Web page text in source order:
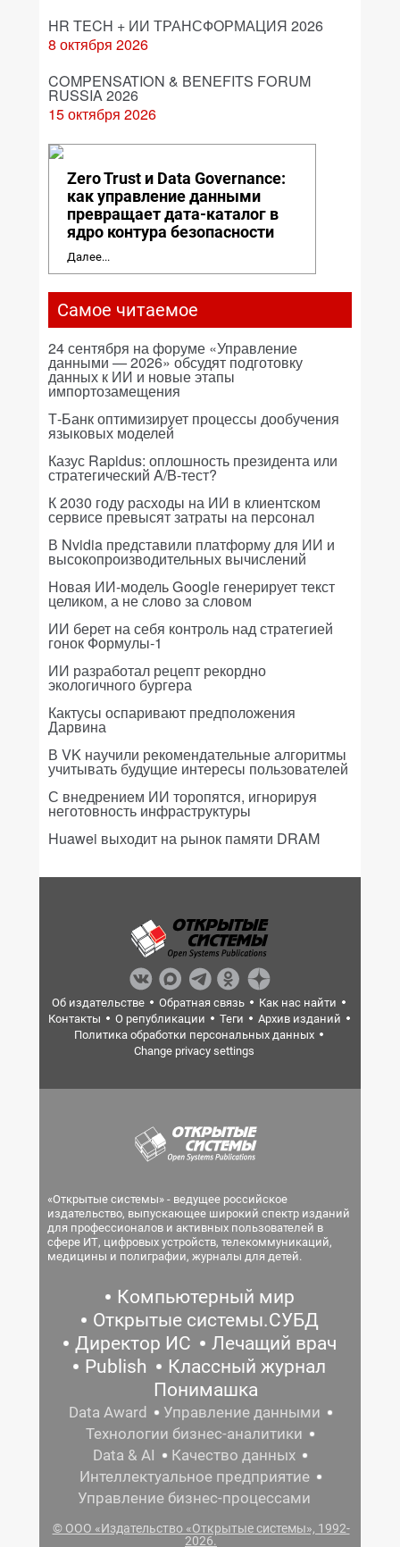
HR TECH + ИИ ТРАНСФОРМАЦИЯ 2026
8 октября 2026
COMPENSATION & BENEFITS FORUM
RUSSIA 2026
15 октября 2026
Zero Trust и Data Governance:
как управление данными
превращает дата-каталог в
ядро контура безопасности
Далее...
Самое читаемое
24 сентября на форуме «Управление
данными — 2026» обсудят подготовку
данных к ИИ и новые этапы
импортозамещения
Т-Банк оптимизирует процессы дообучения
языковых моделей
Казус Rapidus: оплошность президента или
стратегический A/B-тест?
К 2030 году расходы на ИИ в клиентском
сервисе превысят затраты на персонал
В Nvidia представили платформу для ИИ и
высокопроизводительных вычислений
Новая ИИ-модель Google генерирует текст
целиком, а не слово за словом
ИИ берет на себя контроль над стратегией
гонок Формулы-1
ИИ разработал рецепт рекордно
экологичного бургера
Кактусы оспаривают предположения
Дарвина
В VK научили рекомендательные алгоритмы
учитывать будущие интересы пользователей
С внедрением ИИ торопятся, игнорируя
неготовность инфраструктуры
Huawei выходит на рынок памяти DRAM
Об издательстве Обратная связь
Как нас найти
Контакты
О републикации Теги
Архив изданий
Политика обработки персональных данных
Change privacy settings
«Открытые системы» - ведущее российское
издательство, выпускающее широкий спектр изданий
для профессионалов и активных пользователей в
сфере ИТ, цифровых устройств, телекоммуникаций,
медицины и полиграфии, журналы для детей.
Компьютерный мир
Открытые системы.СУБД
Директор ИС
Лечащий врач
Publish
Классный журнал
Понимашка
Data Award
Управление данными
Технологии бизнес-аналитики
Data & AI
Качество данных
Интеллектуальное предприятие
Управление бизнес-процессами
© ООО «Издательство «Открытые системы», 1992-
2026.